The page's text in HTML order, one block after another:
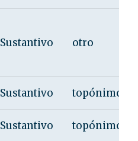
Sustantivo otro
Sustantivo topónimo
Sustantivo topónimo